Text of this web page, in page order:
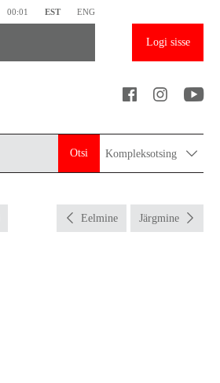
00:01 EST ENG
Logi sisse
Otsi Kompleksotsing
Eelmine Järgmine